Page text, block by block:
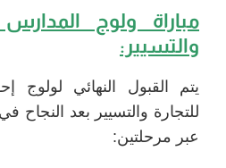
مباراة ولوج المدارس
والتسيير:
يتم القبول النهائي لولوج
للتجارة والتسيير بعد النجاح
عبر مرحلتين: